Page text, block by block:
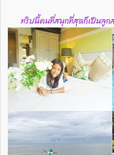
ทริปนี้คนที่สนุกที่สุดก็เป็นลูก